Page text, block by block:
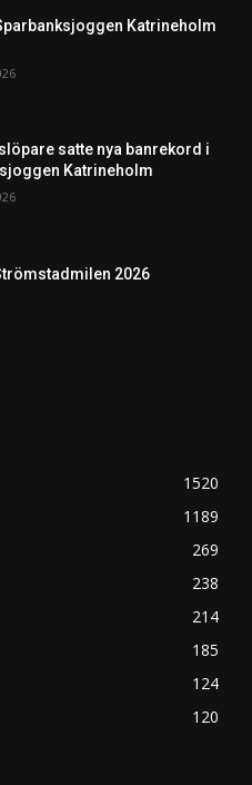
Katrineholm
satte nya banrekord i
Katrineholm
2026
1520
1189
269
238
214
185
124
120